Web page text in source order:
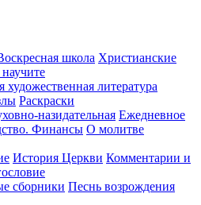
школа Христианские
художественная литература
Раскраски
назидательная Ежедневное
Финансы О молитве
История Церкви Комментарии и
сборники Песнь возрождения